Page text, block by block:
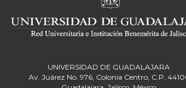
UNIVERSIDAD DE GUADALAJARA
Av. Juárez No. 976, Colonia Centro, C.P.